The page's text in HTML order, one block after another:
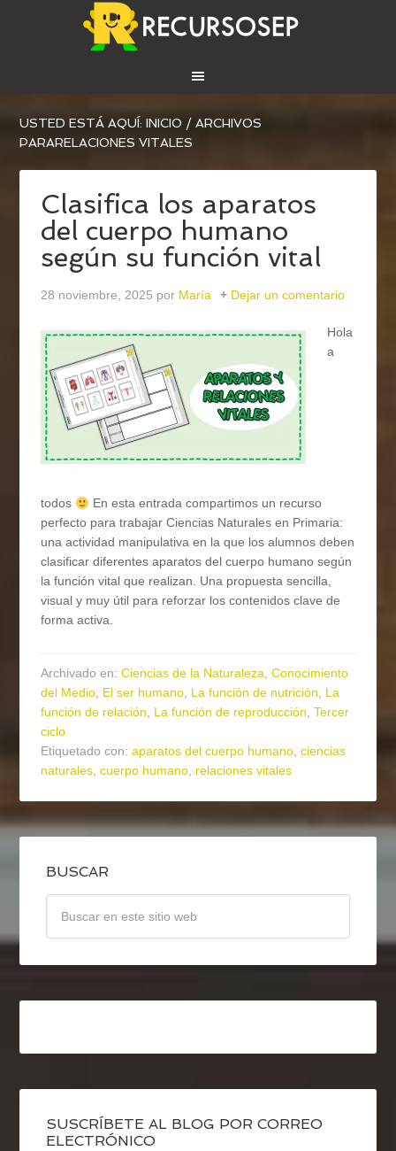
USTED ESTÁ AQUÍ:INICIO / ARCHIVOS
PARARELACIONES VITALES
Clasifica los aparatos
del cuerpo humano
según su función vital
28 noviembre, 2025 por María Dejar un comentario
Hola
a
todos
En esta entrada compartimos un recurso
perfecto para trabajar Ciencias Naturales en Primaria:
una actividad manipulativa en la que los alumnos deben
clasificar diferentes aparatos del cuerpo humano según
la función vital que realizan. Una propuesta sencilla,
visual y muy útil para reforzar los contenidos clave de
forma activa.
Archivado en:Ciencias de la Naturaleza,Conocimiento
del Medio, El ser humano, La función de nutrición, La
función de relación, La función de reproducción,Tercer
ciclo
Etiquetado con:aparatos del cuerpo humano,ciencias
naturales,cuerpo humano, relaciones vitales
BUSCAR
SUSCRÍBETE AL BLOG POR CORREO
ELECTRÓNICO